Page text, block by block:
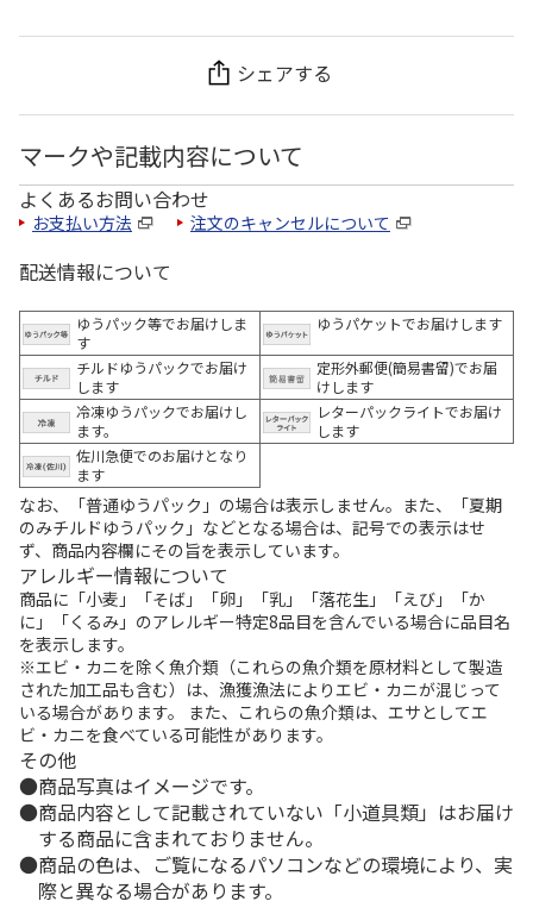
シェアする
マークや記載内容について
よくあるお問い合わせ
お支払い方法 注文のキャンセルについて
配送情報について
ゆうパック等でお届けしま
す
ゆうパケットでお届けします
チルドゆうパックでお届け
します
定形外郵便(簡易書留)でお届
けします
冷凍ゆうパックでお届けし
ます。
レターパックライトでお届け
します
佐川急便でのお届けとなり
ます
なお、「普通ゆうパック」の場合は表示しません。また、「夏期
のみチルドゆうパック」などとなる場合は、記号での表示はせ
ず、商品内容欄にその旨を表示しています。
アレルギー情報について
商品に「小麦」「そば」「卵」「乳」「落花生」「えび」「か
に」「くるみ」のアレルギー特定8品目を含んでいる場合に品目名
を表示します。
※エビ・カニを除く魚介類（これらの魚介類を原材料として製造
された加工品も含む）は、漁獲漁法によりエビ・カニが混じって
いる場合があります。 また、これらの魚介類は、エサとしてエ
ビ・カニを食べている可能性があります。
その他
商品写真はイメージです。
商品内容として記載されていない「小道具類」はお届け
する商品に含まれておりません。
商品の色は、ご覧になるパソコンなどの環境により、実
際と異なる場合があります。